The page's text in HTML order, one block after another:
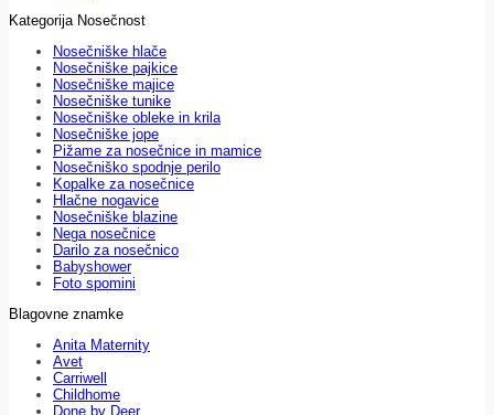
Kategorija Nosečnost
Nosečniške hlače
Nosečniške pajkice
Nosečniške majice
Nosečniške tunike
Nosečniške obleke in krila
Nosečniške jope
Pižame za nosečnice in mamice
Nosečniško spodnje perilo
Kopalke za nosečnice
Hlačne nogavice
Nosečniške blazine
Nega nosečnice
Darilo za nosečnico
Babyshower
Foto spomini
Blagovne znamke
Anita Maternity
Avet
Carriwell
Childhome
Done by Deer